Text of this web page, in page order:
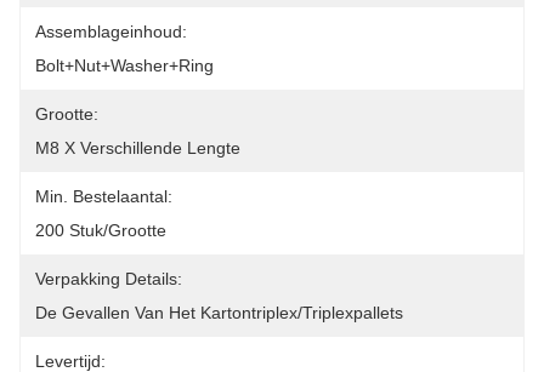
Assemblageinhoud:
Bolt+nut+washer+ring
Grootte:
M8 X Verschillende Lengte
Min. Bestelaantal:
200 Stuk/grootte
Verpakking Details:
De Gevallen Van Het Kartontriplex/triplexpallets
Levertijd: